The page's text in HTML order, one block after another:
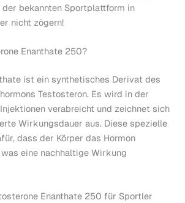
der bekannten Sportplattform in
nicht zögern!
Enanthate 250?
ist ein synthetisches Derivat des
Testosteron. Es wird in der
verabreicht und zeichnet sich
Wirkungsdauer aus. Diese spezielle
dass der Körper das Hormon
eine nachhaltige Wirkung
Enanthate 250 für Sportler